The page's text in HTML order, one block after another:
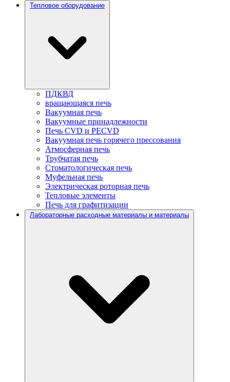
Тепловое оборудование
ПДКВД
вращающаяся печь
Вакуумная печь
Вакуумные принадлежности
Печь CVD и PECVD
Вакуумная печь горячего прессования
Атмосферная печь
Трубчатая печь
Стоматологическая печь
Муфельная печь
Электрическая роторная печь
Тепловые элементы
Печь для графитизации
Лабораторные расходные материалы и материалы